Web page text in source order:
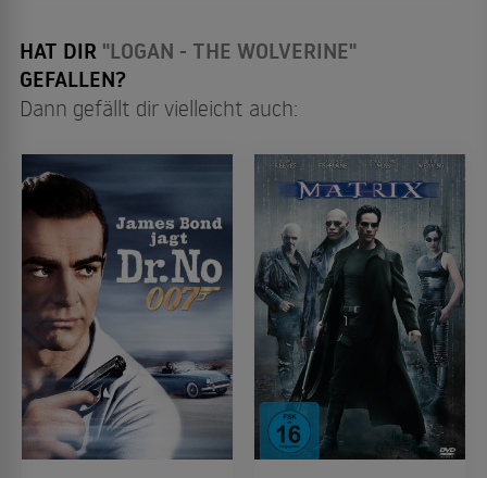
HAT DIR "LOGAN - THE WOLVERINE"
GEFALLEN?
Dann gefällt dir vielleicht auch: